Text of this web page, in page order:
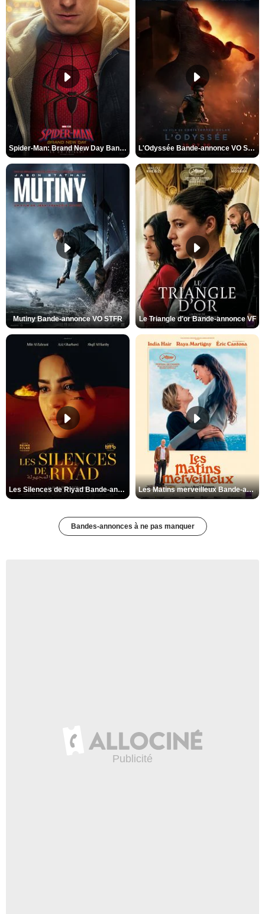
Spider-Man: Brand New Day Bande-annonce VO STFR L'Odyssée Bande-annonce VO STFR
Mutiny Bande-annonce VO STFR Le Triangle d'or Bande-annonce VF
Les Silences de Riyad Bande-annonce VO STFR Les Matins merveilleux Bande-annonce VF
Bandes-annonces à ne pas manquer